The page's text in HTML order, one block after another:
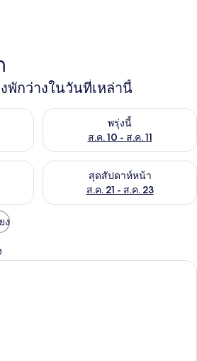
พักว่างในวันที่เหล่านี้
งในคืนนี้ ส.ค. 9 - ส.ค. 10
พรุ่งนี้
ส.ค. 10 - ส.ค. 11
ตรวจสอบจำนวนห้องพักว่างใน
ในสุดสัปดาห์นี้ ส.ค. 14 - ส.ค. 16
สุดสัปดาห์หน้า
ส.ค. 21 - ส.ค. 23
ตรวจสอบจำนวนห้องพักว่างใน
ง
ห้องซูพีเรีย | ตู้นิรภัยในห้องพัก, โต๊ะทำ